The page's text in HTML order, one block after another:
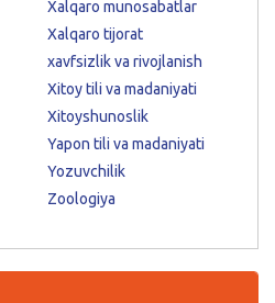
Xalqaro munosabatlar
Xalqaro tijorat
xavfsizlik va rivojlanish
Xitoy tili va madaniyati
Xitoyshunoslik
Yapon tili va madaniyati
Yozuvchilik
Zoologiya